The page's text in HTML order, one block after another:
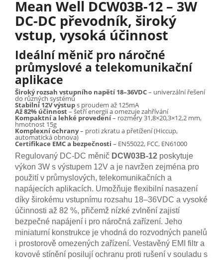
Mean Well DCW03B-12 – 3W
DC-DC převodník, široký
vstup, vysoká účinnost
Ideální měnič pro náročné
průmyslové a telekomunikační
aplikace
Široký rozsah vstupního napětí 18–36VDC– univerzální řešení
do různých systémů
Stabilní 12V výstups proudem až 125mA
Až 82% účinnost– šetří energii a omezuje zahřívání
Kompaktní a lehké provedení– rozměry 31,8×20,3×12,2 mm,
hmotnost 15g
Komplexní ochrany– proti zkratu a přetížení (Hiccup,
automatická obnova)
Certifikace EMC a bezpečnosti – EN55022, FCC, EN61000
Regulovaný DC-DC měnič DCW03B-12 poskytuje
výkon 3W s výstupem 12V a je navržen zejména pro
použití v průmyslových, telekomunikačních a
napájecích aplikacích. Umožňuje flexibilní nasazení
díky širokému vstupnímu rozsahu 18–36VDC a vysoké
účinnosti až 82 %, přičemž nízké zvlnění zajistí
bezpečné napájení i pro náročná zařízení. Jeho
miniaturní konstrukce je vhodná do rozvodných panelů
i prostorově omezených zařízení. Vestavěný EMI filtr a
kovové stínění posilují ochranu proti rušení v souladu s